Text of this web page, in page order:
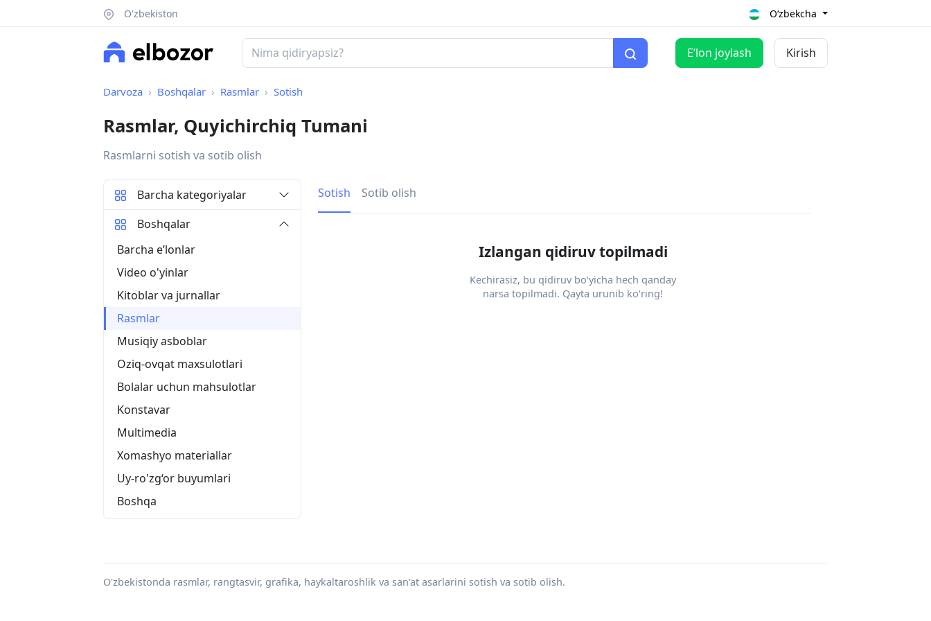
O'zbekiston O‘zbekcha
Eʼlon joylash Kirish
Darvoza Boshqalar Rasmlar Sotish
Rasmlar, Quyichirchiq Tumani
Rasmlarni sotish va sotib olish
Sotish Sotib olish
Izlangan qidiruv topilmadi
Kechirasiz, bu qidiruv bo‘yicha hech qanday
narsa topilmadi. Qayta urunib ko‘ring!
Barcha kategoriyalar
Boshqalar
Barcha eʼlonlar
Video o'yinlar
Kitoblar va jurnallar
Rasmlar
Musiqiy asboblar
Oziq-ovqat maxsulotlari
Bolalar uchun mahsulotlar
Konstavar
Multimedia
Xomashyo materiallar
Uy-ro'zg‘or buyumlari
Boshqa
O'zbekistonda rasmlar, rangtasvir, grafika, haykaltaroshlik va san'at asarlarini sotish va sotib olish.